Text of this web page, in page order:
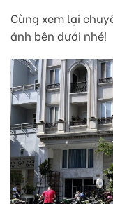
Cùng xem lại
ảnh bên dưới nhé!